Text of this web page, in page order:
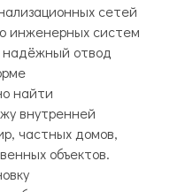
сетей
инженерных систем
надёжный отвод
найти
внутренней
частных домов,
объектов.